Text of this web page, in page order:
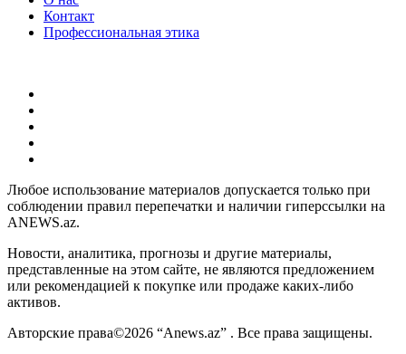
Контакт
Профессиональная этика
Любое использование материалов допускается только при
соблюдении правил перепечатки и наличии гиперссылки на
ANEWS.az.
Новости, аналитика, прогнозы и другие материалы,
представленные на этом сайте, не являются предложением
или рекомендацией к покупке или продаже каких-либо
активов.
Авторские права©2026 “Anews.az” . Все права защищены.